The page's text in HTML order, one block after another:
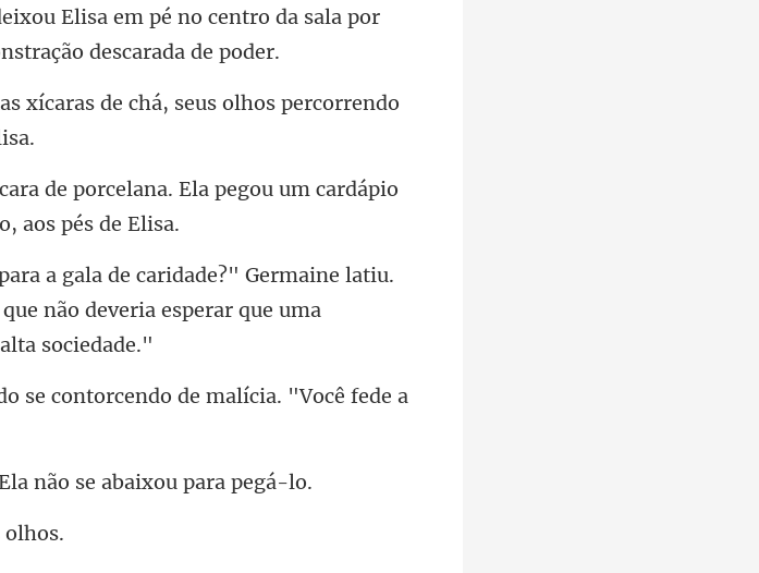
sa em pé no centro da sala por
xícaras de chá, seus olhos percorrendo
orcelana. Ela pegou um cardápio
aine latiu.
não deveria e
e contorcendo de malícia. "Você fede
não s